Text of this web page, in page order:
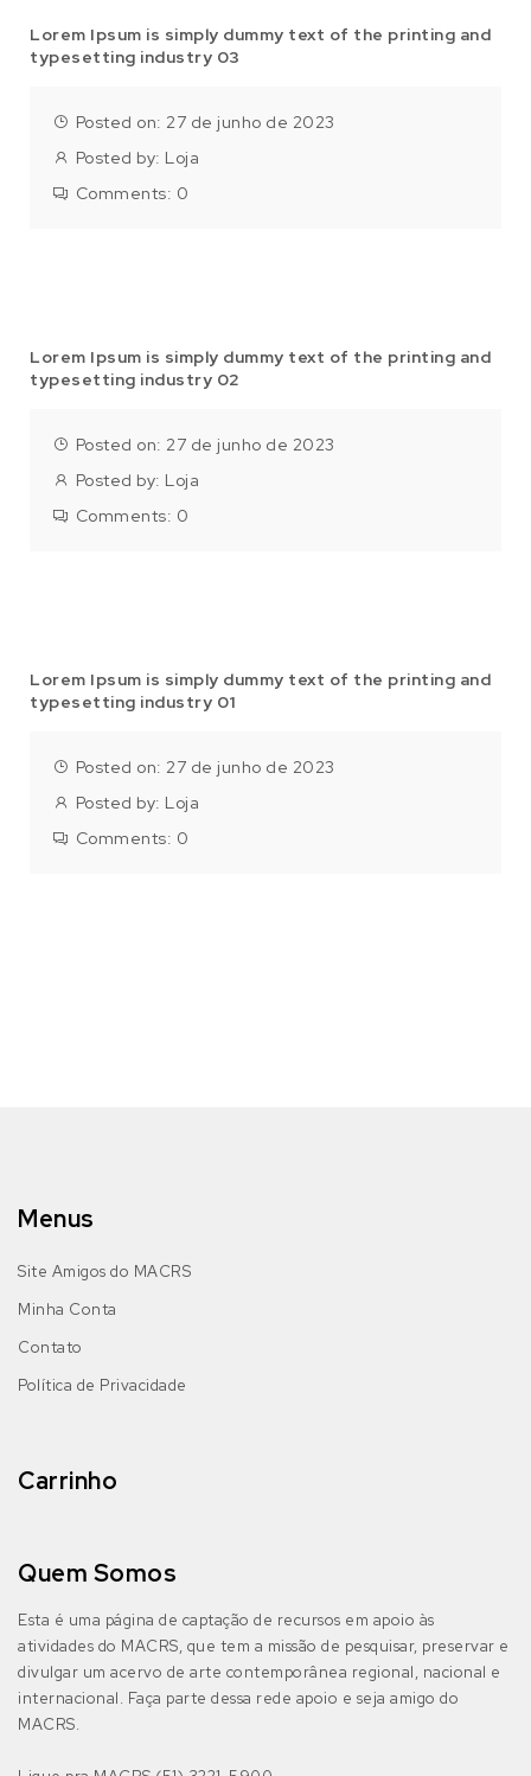
Lorem Ipsum is simply dummy text of the printing and
typesetting industry 03
Posted on: 27 de junho de 2023
Posted by: Loja
Comments: 0
Lorem Ipsum is simply dummy text of the printing and
typesetting industry 02
Posted on: 27 de junho de 2023
Posted by: Loja
Comments: 0
Lorem Ipsum is simply dummy text of the printing and
typesetting industry 01
Posted on: 27 de junho de 2023
Posted by: Loja
Comments: 0
Menus
Site Amigos do MACRS
Minha Conta
Contato
Política de Privacidade
Carrinho
Quem Somos
Esta é uma página de captação de recursos em apoio às
atividades do MACRS, que tem a missão de pesquisar, preservar e
divulgar um acervo de arte contemporânea regional, nacional e
internacional. Faça parte dessa rede apoio e seja amigo do
MACRS.